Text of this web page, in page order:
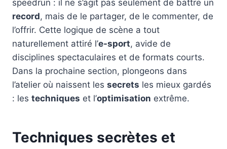
speedrun : il ne s’agit pas seulement de battre un
record, mais de le partager, de le commenter, de
l’offrir. Cette logique de scène a tout
naturellement attiré l’e-sport, avide de
disciplines spectaculaires et de formats courts.
Dans la prochaine section, plongeons dans
l’atelier où naissent les secrets les mieux gardés
: les techniques et l’optimisation extrême.
Techniques secrètes et